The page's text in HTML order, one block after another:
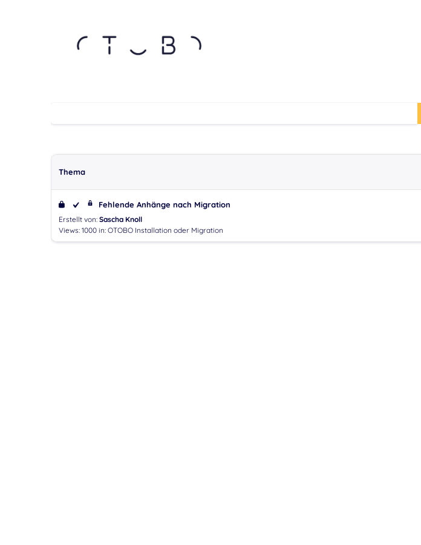
Thema
Fehlende Anhänge nach Migration
Erstellt von: Sascha Knoll
Views: 1000 in: OTOBO Installation oder Migration